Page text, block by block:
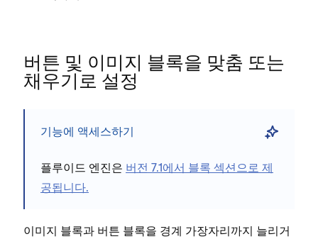
버튼 및 이미지 블록을 맞춤 또는
채우기로 설정
기능에 액세스하기
플루이드 엔진은 버전 7.1에서 블록 섹션으로 제
공됩니다.
이미지 블록과 버튼 블록을 경계 가장자리까지 늘리거